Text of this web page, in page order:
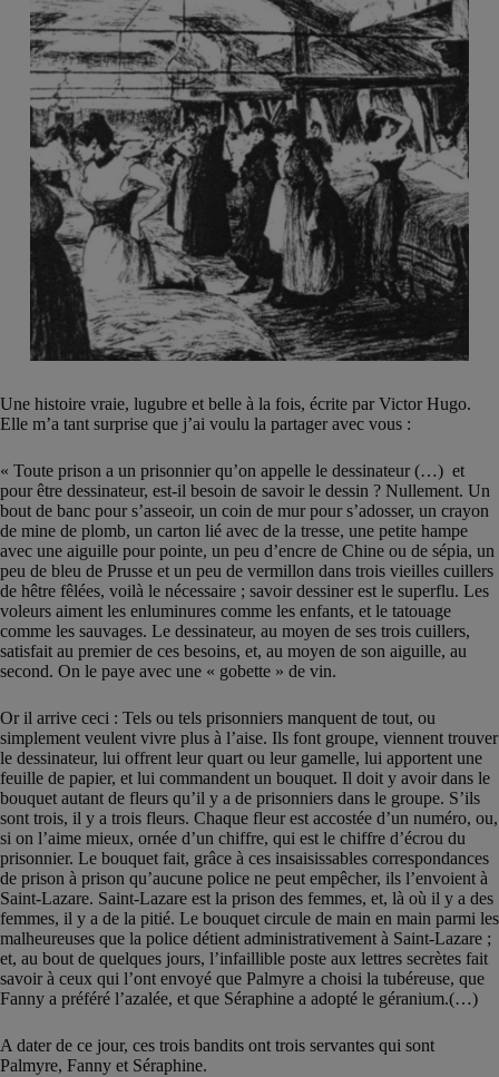
Une histoire vraie, lugubre et belle à la fois, écrite par Victor Hugo.
Elle m’a tant surprise que j’ai voulu la partager avec vous :
« Toute prison a un prisonnier qu’on appelle le dessinateur (…) et
pour être dessinateur, est-il besoin de savoir le dessin ? Nullement. Un
bout de banc pour s’asseoir, un coin de mur pour s’adosser, un crayon
de mine de plomb, un carton lié avec de la tresse, une petite hampe
avec une aiguille pour pointe, un peu d’encre de Chine ou de sépia, un
peu de bleu de Prusse et un peu de vermillon dans trois vieilles cuillers
de hêtre fêlées, voilà le nécessaire ; savoir dessiner est le superflu. Les
voleurs aiment les enluminures comme les enfants, et le tatouage
comme les sauvages. Le dessinateur, au moyen de ses trois cuillers,
satisfait au premier de ces besoins, et, au moyen de son aiguille, au
second. On le paye avec une « gobette » de vin.
Or il arrive ceci : Tels ou tels prisonniers manquent de tout, ou
simplement veulent vivre plus à l’aise. Ils font groupe, viennent trouver
le dessinateur, lui offrent leur quart ou leur gamelle, lui apportent une
feuille de papier, et lui commandent un bouquet. Il doit y avoir dans le
bouquet autant de fleurs qu’il y a de prisonniers dans le groupe. S’ils
sont trois, il y a trois fleurs. Chaque fleur est accostée d’un numéro, ou,
si on l’aime mieux, ornée d’un chiffre, qui est le chiffre d’écrou du
prisonnier. Le bouquet fait, grâce à ces insaisissables correspondances
de prison à prison qu’aucune police ne peut empêcher, ils l’envoient à
Saint-Lazare. Saint-Lazare est la prison des femmes, et, là où il y a des
femmes, il y a de la pitié. Le bouquet circule de main en main parmi les
malheureuses que la police détient administrativement à Saint-Lazare ;
et, au bout de quelques jours, l’infaillible poste aux lettres secrètes fait
savoir à ceux qui l’ont envoyé que Palmyre a choisi la tubéreuse, que
Fanny a préféré l’azalée, et que Séraphine a adopté le géranium.(…)
A dater de ce jour, ces trois bandits ont trois servantes qui sont
Palmyre, Fanny et Séraphine.